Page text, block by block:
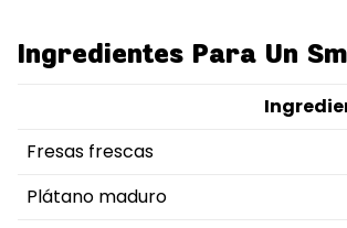
Ingredientes Para Un
Fresas frescas
Plátano maduro